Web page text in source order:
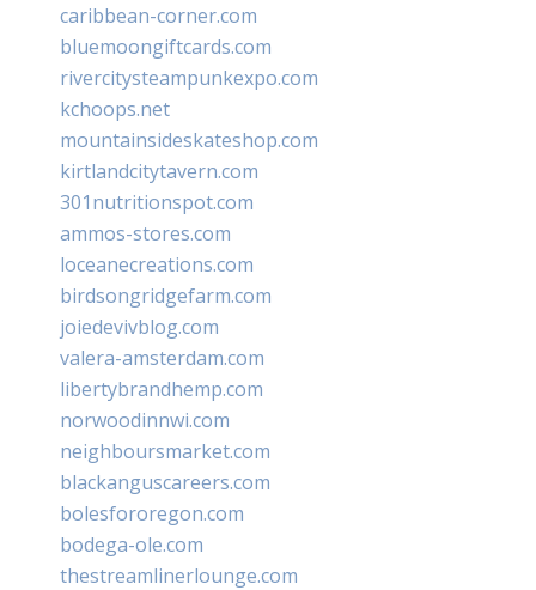
caribbean-corner.com
bluemoongiftcards.com
rivercitysteampunkexpo.com
kchoops.net
mountainsideskateshop.com
kirtlandcitytavern.com
301nutritionspot.com
ammos-stores.com
loceanecreations.com
birdsongridgefarm.com
joiedevivblog.com
valera-amsterdam.com
libertybrandhemp.com
norwoodinnwi.com
neighboursmarket.com
blackanguscareers.com
bolesfororegon.com
bodega-ole.com
thestreamlinerlounge.com